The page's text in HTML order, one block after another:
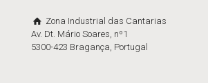
Zona Industrial das Cantarias
Av. Dt. Mário Soares, nº1
5300-423 Bragança, Portugal